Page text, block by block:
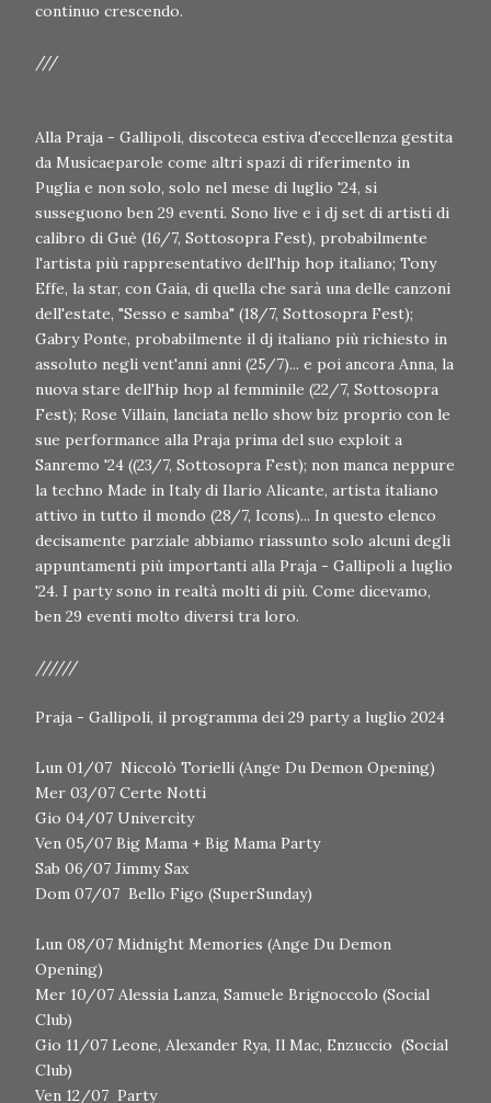
continuo crescendo.
///
Alla Praja - Gallipoli, discoteca estiva d'eccellenza gestita
da Musicaeparole come altri spazi di riferimento in
Puglia e non solo, solo nel mese di luglio '24, si
susseguono ben 29 eventi. Sono live e i dj set di artisti di
calibro di Guè (16/7, Sottosopra Fest), probabilmente
l'artista più rappresentativo dell'hip hop italiano; Tony
Effe, la star, con Gaia, di quella che sarà una delle canzoni
dell'estate, "Sesso e samba" (18/7, Sottosopra Fest);
Gabry Ponte, probabilmente il dj italiano più richiesto in
assoluto negli vent'anni anni (25/7)... e poi ancora Anna, la
nuova stare dell'hip hop al femminile (22/7, Sottosopra
Fest); Rose Villain, lanciata nello show biz proprio con le
sue performance alla Praja prima del suo exploit a
Sanremo '24 ((23/7, Sottosopra Fest); non manca neppure
la techno Made in Italy di Ilario Alicante, artista italiano
attivo in tutto il mondo (28/7, Icons)... In questo elenco
decisamente parziale abbiamo riassunto solo alcuni degli
appuntamenti più importanti alla Praja - Gallipoli a luglio
'24. I party sono in realtà molti di più. Come dicevamo,
ben 29 eventi molto diversi tra loro.
//////
Praja - Gallipoli, il programma dei 29 party a luglio 2024
Lun 01/07 Niccolò Torielli (Ange Du Demon Opening)
Mer 03/07 Certe Notti
Gio 04/07 Univercity
Ven 05/07 Big Mama + Big Mama Party
Sab 06/07 Jimmy Sax
Dom 07/07 Bello Figo (SuperSunday)
Lun 08/07 Midnight Memories (Ange Du Demon
Opening)
Mer 10/07 Alessia Lanza, Samuele Brignoccolo (Social
Club)
Gio 11/07 Leone, Alexander Rya, Il Mac, Enzuccio (Social
Club)
Ven 12/07 Party